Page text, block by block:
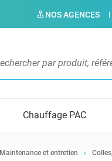
NOS AGENCES
Chauffage PAC
Maintenance et entretien